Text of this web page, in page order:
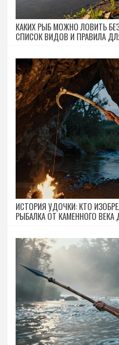
КАКИХ РЫБ МОЖНО ЛОВИТЬ
СПИСОК ВИДОВ И ПРАВИЛА
ИСТОРИЯ УДОЧКИ: КТО
РЫБАЛКА ОТ КАМЕННОГО